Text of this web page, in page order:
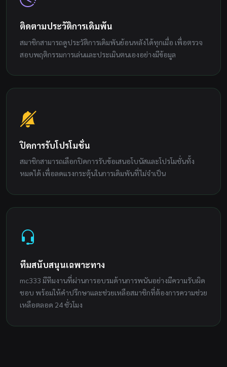
ติดตามประวัติการเดิมพัน
สมาชิกสามารถดูประวัติการเดิมพันย้อนหลังได้ทุกเมื่อ เพื่อตรวจ
สอบพฤติกรรมการเล่นและประเมินตนเองอย่างมีข้อมูล
ปิดการรับโปรโมชั่น
สมาชิกสามารถเลือกปิดการรับข้อเสนอโบนัสและโปรโมชั่นทั้ง
หมดได้ เพื่อลดแรงกระตุ้นในการเดิมพันที่ไม่จำเป็น
ทีมสนับสนุนเฉพาะทาง
mc333 มีทีมงานที่ผ่านการอบรมด้านการพนันอย่างมีความรับผิด
ชอบ พร้อมให้คำปรึกษาและช่วยเหลือสมาชิกที่ต้องการความช่วย
เหลือตลอด 24 ชั่วโมง